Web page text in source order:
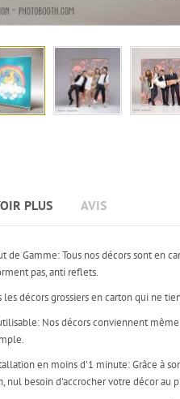
PLUS AVIS
de Gamme: Tous nos décors sont en
pas, anti reflets.
les décors grossiers en carton qui ne
Nos décors conviennent
en moins d'1 minute: Grâce à
nul besoin d'accrocher votre décor au